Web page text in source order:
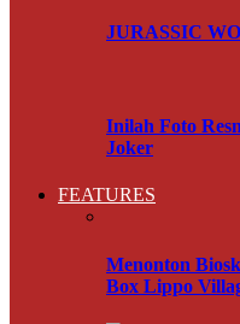
JURASSIC
Inilah Foto
Joker
FEATURES
Menonton
Box Lippo